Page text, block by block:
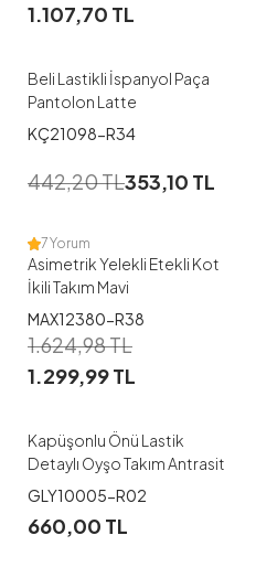
1.107,70 TL
48
Beli Lastikli İspanyol Paça
Pantolon Latte
KÇ21098-R34
442,20TL353,10 TL
38 40 42 44 46
7 Yorum
Asimetrik Yelekli Etekli Kot
İkili Takım Mavi
MAX12380-R38
1.624,98TL
1.299,99TL
4
Kapüşonlu Önü Lastik
Detaylı Oyşo Takım Antrasit
GLY10005-R02
660,00 TL